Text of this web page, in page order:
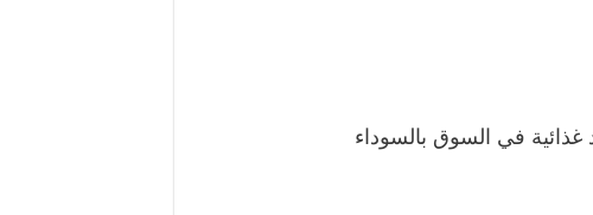
في السوق بالسوداء